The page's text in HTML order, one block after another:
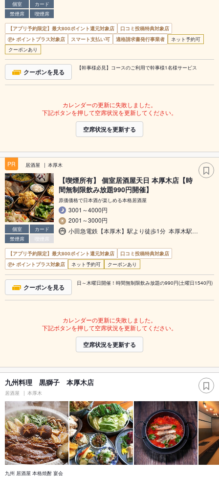
個室
カード
禁煙席
喫煙席
【アプリ予約限定】最大800ポイント還元対象店
口コミ投稿特典対象店
ポイントプラス対象店
スマート支払い可 適格請求書発行事業者
ネット予約可
クーポンあり
クーポンを見る 【幹事様必見】コースのご利用で幹事様1名様サービス
カレンダーの更新に失敗しました。
下記ボタンを押して空席状況を更新してください。
空席状況を更新する
PR 居酒屋 本厚木
個室
カード
禁煙席
喫煙席
【喫煙所有】 個室居酒屋天日 本厚木店【時
間無制限飲み放題990円開催】
原価価格で日本酒が楽しめる本格居酒屋
3001～4000円
2001～3000円
小田急電鉄【本厚木】駅より徒歩1分 本厚木駅…
【アプリ予約限定】最大800ポイント還元対象店
口コミ投稿特典対象店
ポイントプラス対象店
ネット予約可 クーポンあり
クーポンを見る 日～木曜日開催！時間無制限飲み放題の990円(土曜日1540円)
カレンダーの更新に失敗しました。
下記ボタンを押して空席状況を更新してください。
空席状況を更新する
九州料理 黒獅子 本厚木店
居酒屋 本厚木
九州 居酒屋 本格焼酎 宴会